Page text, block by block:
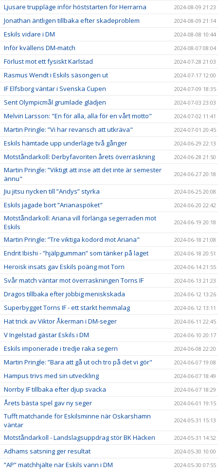
Ljusare truppläge inför höststarten för Herrarna 2024-08-09 21:23
Jonathan äntligen tillbaka efter skadeproblem 2024-08-09 21:14
Eskils vidare i DM 2024-08-08 10:44
Inför kvällens DM-match 2024-08-07 08:04
Förlust mot ett fysiskt Karlstad 2024-07-28 21:03
Rasmus Wendt i Eskils säsongen ut 2024-07-17 12:00
IF Elfsborg väntar i Svenska Cupen 2024-07-09 18:35
Sent Olympicmål grumlade glädjen 2024-07-03 23:03
Melvin Larsson: "En för alla, alla för en vårt motto" 2024-07-02 11:41
Martin Pringle: ”Vi har revansch att utkräva" 2024-07-01 20:45
Eskils hämtade upp underläge två gånger 2024-06-29 22:13
Motståndarkoll: Derbyfavoriten årets överraskning 2024-06-28 21:50
Martin Pringle: ”Viktigt att inse att det inte är semester
ännu"
2024-06-27 20:18
Jiu jitsu nycken till ”Andys” styrka 2024-06-25 20:08
Eskils jagade bort ”Arianaspöket" 2024-06-20 22:42
Motståndarkoll: Ariana vill förlänga segerraden mot
Eskils
2024-06-19 20:18
Martin Pringle: ”Tre viktiga kodord mot Ariana" 2024-06-18 21:08
Endrit Ibishi - ”hjälpgumman” som tänker på laget 2024-06-18 20:51
Heroisk insats gav Eskils poäng mot Torn 2024-06-14 21:55
Svår match väntar mot överraskningen Torns IF 2024-06-13 21:23
Dragos tillbaka efter jobbig meniskskada 2024-06-12 13:26
Superbygget Torns IF - ett starkt hemmalag 2024-06-12 13:11
Hat trick av Viktor Åkerman i DM-seger 2024-06-11 22:45
V Ingelstad gästar Eskils i DM 2024-06-10 20:17
Eskils imponerade i tredje raka segern 2024-06-08 22:20
Martin Pringle: ”Bara att gå ut och tro på det vi gör" 2024-06-07 19:08
Hampus trivs med sin utveckling 2024-06-07 18:49
Norrby IF tillbaka efter djup svacka 2024-06-07 18:29
Årets bästa spel gav ny seger 2024-06-01 19:15
Tufft matchande för Eskilsminne när Oskarshamn
väntar
2024-05-31 15:13
Motståndarkoll - Landslagsuppdrag stör BK Häcken 2024-05-31 14:52
Adhams satsning ger resultat 2024-05-30 10:00
”AP” matchhjälte när Eskils vann i DM 2024-05-30 07:55